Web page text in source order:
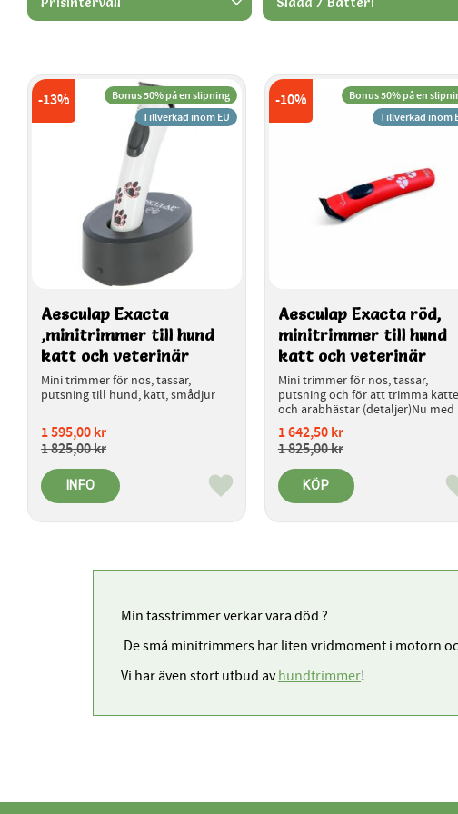
Aesculap Exacta
,minitrimmer till hund
katt och veterinär
Mini trimmer för nos, tassar,
putsning till hund, katt, smådjur
1 595,00kr
1 825,00kr
13%
Bonus 50% på en slipning
Tillverkad inom EU
Lägg till i favoriter
INFO
Aesculap Exacta röd,
minitrimmer till hund
katt och veterinär
Mini trimmer för nos, tassar,
putsning och för att trimma
och arabhästar (detaljer)Nu med
Litium Ion batteri - bättre
kapacitet och kortare
laddningstid.Bonus med på köpet
- 50% rabatt på slipning av ett
skärFri frakt - 2 års garanti - 100
dagars öppet köp Manual och
nedKoldioxidutsläpp och avfall
avfall
1 642,50kr
1 825,00kr
10%
Bonus 50% på en
Tillverkad inom
KÖP
Min tasstrimmer verkar vara död ?
De små minitrimmers har liten vridmoment i motorn
Vi har även stort utbud avhundtrimmer!